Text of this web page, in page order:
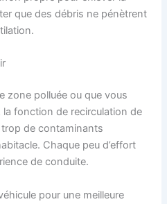
que des débris ne pénètrent
zone polluée ou que vous
fonction de recirculation de
trop de contaminants
Chaque peu d’effort
de conduite.
pour une meilleure